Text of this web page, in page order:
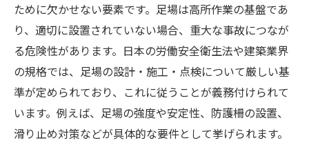
ために欠かせない要素です。足場は高所作業の基盤であ
り、適切に設置されていない場合、重大な事故につなが
る危険性があります。日本の労働安全衛生法や建築業界
の規格では、足場の設計・施工・点検について厳しい基
準が定められており、これに従うことが義務付けられて
います。例えば、足場の強度や安定性、防護柵の設置、
滑り止め対策などが具体的な要件として挙げられます。